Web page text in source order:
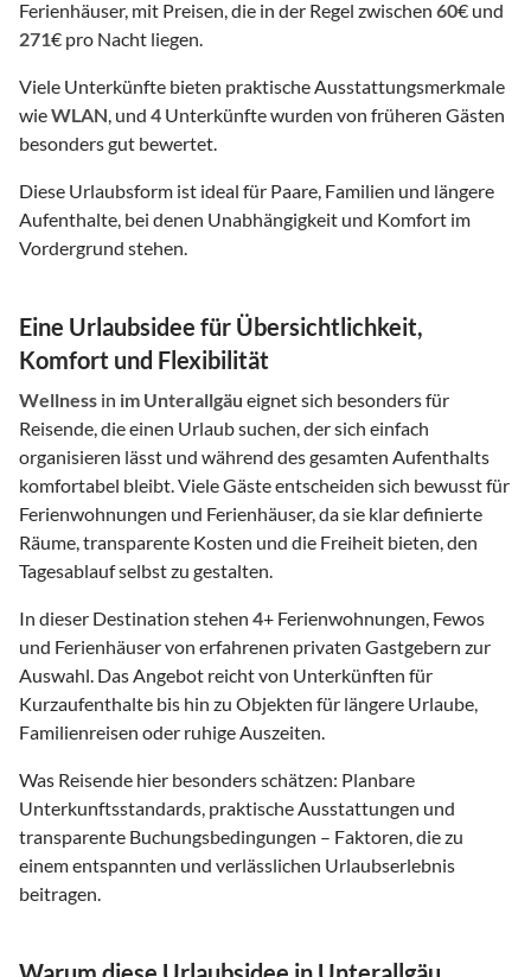
Ferienhäuser, mit Preisen, die in der Regel zwischen 60€ und
271€ pro Nacht liegen.
Viele Unterkünfte bieten praktische Ausstattungsmerkmale
wieWLAN, und 4 Unterkünfte wurden von früheren Gästen
besonders gut bewertet.
Diese Urlaubsform ist ideal für Paare, Familien und längere
Aufenthalte, bei denen Unabhängigkeit und Komfort im
Vordergrund stehen.
Eine Urlaubsidee für Übersichtlichkeit,
Komfort und Flexibilität
Wellness in im Unterallgäu eignet sich besonders für
Reisende, die einen Urlaub suchen, der sich einfach
organisieren lässt und während des gesamten Aufenthalts
komfortabel bleibt. Viele Gäste entscheiden sich bewusst für
Ferienwohnungen und Ferienhäuser, da sie klar definierte
Räume, transparente Kosten und die Freiheit bieten, den
Tagesablauf selbst zu gestalten.
In dieser Destination stehen 4+ Ferienwohnungen, Fewos
und Ferienhäuser von erfahrenen privaten Gastgebern zur
Auswahl. Das Angebot reicht von Unterkünften für
Kurzaufenthalte bis hin zu Objekten für längere Urlaube,
Familienreisen oder ruhige Auszeiten.
Was Reisende hier besonders schätzen: Planbare
Unterkunftsstandards, praktische Ausstattungen und
transparente Buchungsbedingungen – Faktoren, die zu
einem entspannten und verlässlichen Urlaubserlebnis
beitragen.